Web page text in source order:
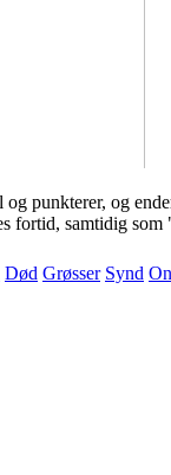
punkterer, og
fortid, samtidig
Død Grøsser Synd